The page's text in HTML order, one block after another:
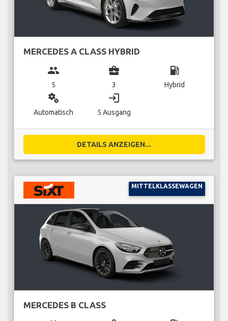
MERCEDES A CLASS HYBRID
group
5
business_center
3
local_gas_station
Hybrid
miscellaneous_services
Automatisch
login
5 Ausgang
DETAILS ANZEIGEN...
MITTELKLASSEWAGEN
MERCEDES B CLASS